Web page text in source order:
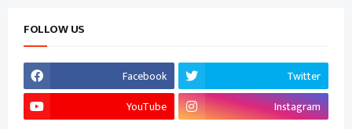
FOLLOW US
Facebook
Twitter
YouTube
Instagram